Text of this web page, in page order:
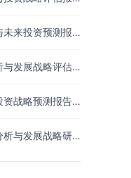
来投资预测报
与发展战略评估
资战略预测报告
析与发展战略研